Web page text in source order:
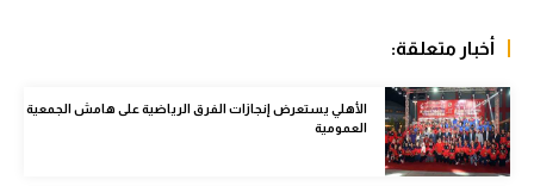
الوطن العربي
في المونديال
أخبار متعلقة:
الأهلي يستعرض إنجازات الفرق الرياضية على هامش الجمعية
العمومية